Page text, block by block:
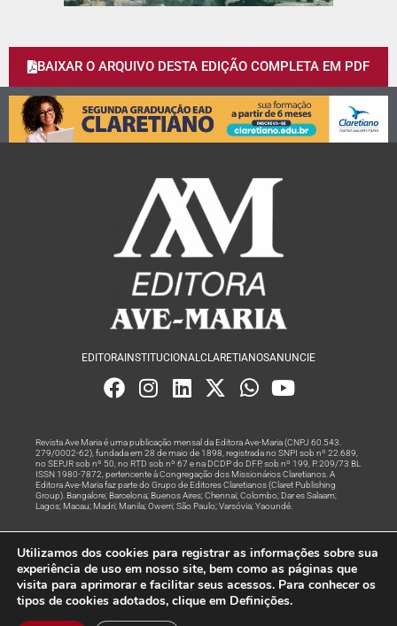
BAIXAR O ARQUIVO DESTA EDIÇÃO COMPLETA EM PDF
EDITORA INSTITUCIONALCLARETIANOSANUNCIE
Revista Ave Maria é uma publicação mensal da Editora Ave-Maria (CNPJ 60.543.
279/0002-62), fundada em 28 de maio de 1898, registrada no SNPI sob nº 22.689,
no SEPJR sob nº 50, no RTD sob nº 67 e na DCDP do DFP, sob nº 199, P. 209/73 BL
ISSN 1980-7872, pertencente à Congregação dos Missionários Claretianos. A
Editora Ave-Maria faz parte do Grupo de Editores Claretianos (Claret Publishing
Group). Bangalore; Barcelona; Buenos Aires; Chennai; Colombo; Dar es Salaam;
Lagos; Macau; Madri; Manila; Owerri; São Paulo; Varsóvia; Yaoundé.
Rede
© Todos os Direitos Reservados
Utilizamos dos cookies para registrar as informações sobre sua
experiência de uso em nosso site, bem como as páginas que
visita para aprimorar e facilitar seus acessos. Para conhecer os
tipos de cookies adotados, clique em Definições.